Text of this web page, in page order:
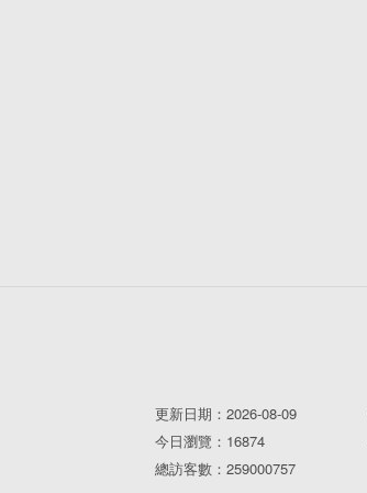
更新日期：2026-08-09
今日瀏覽：16874
總訪客數：259000757